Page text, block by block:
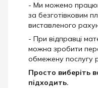
- Ми можемо
за безготівковим
виставленого
- При відправці
можна зробити
обмежену послугу
Просто виберіть
підходить.